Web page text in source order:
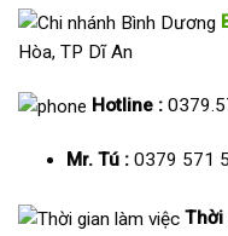
Hòa, TP Dĩ An
Hotline :
Mr. Tú : 0379 571